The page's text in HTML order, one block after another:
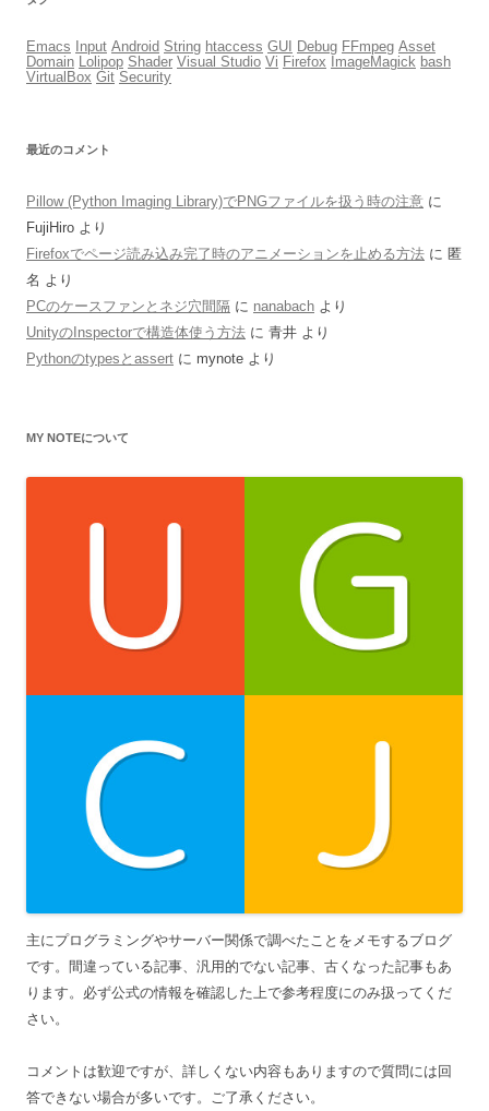
Emacs Input Android String htaccess GUI Debug FFmpeg Asset
Domain Lolipop Shader Visual Studio Vi Firefox ImageMagick bash
VirtualBox Git Security
最近のコメント
Pillow (Python Imaging Library)でPNGファイルを扱う時の注意 に
FujiHiro より
Firefoxでページ読み込み完了時のアニメーションを止める方法 に 匿
名 より
PCのケースファンとネジ穴間隔 に nanabach より
UnityのInspectorで構造体使う方法 に 青井 より
Pythonのtypesとassert に mynote より
MY NOTEについて
主にプログラミングやサーバー関係で調べたことをメモするブログ
です。間違っている記事、汎用的でない記事、古くなった記事もあ
ります。必ず公式の情報を確認した上で参考程度にのみ扱ってくだ
さい。
コメントは歓迎ですが、詳しくない内容もありますので質問には回
答できない場合が多いです。ご了承ください。